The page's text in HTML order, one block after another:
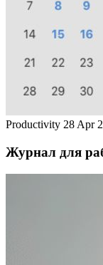
Productivity 28 Apr
Журнал для